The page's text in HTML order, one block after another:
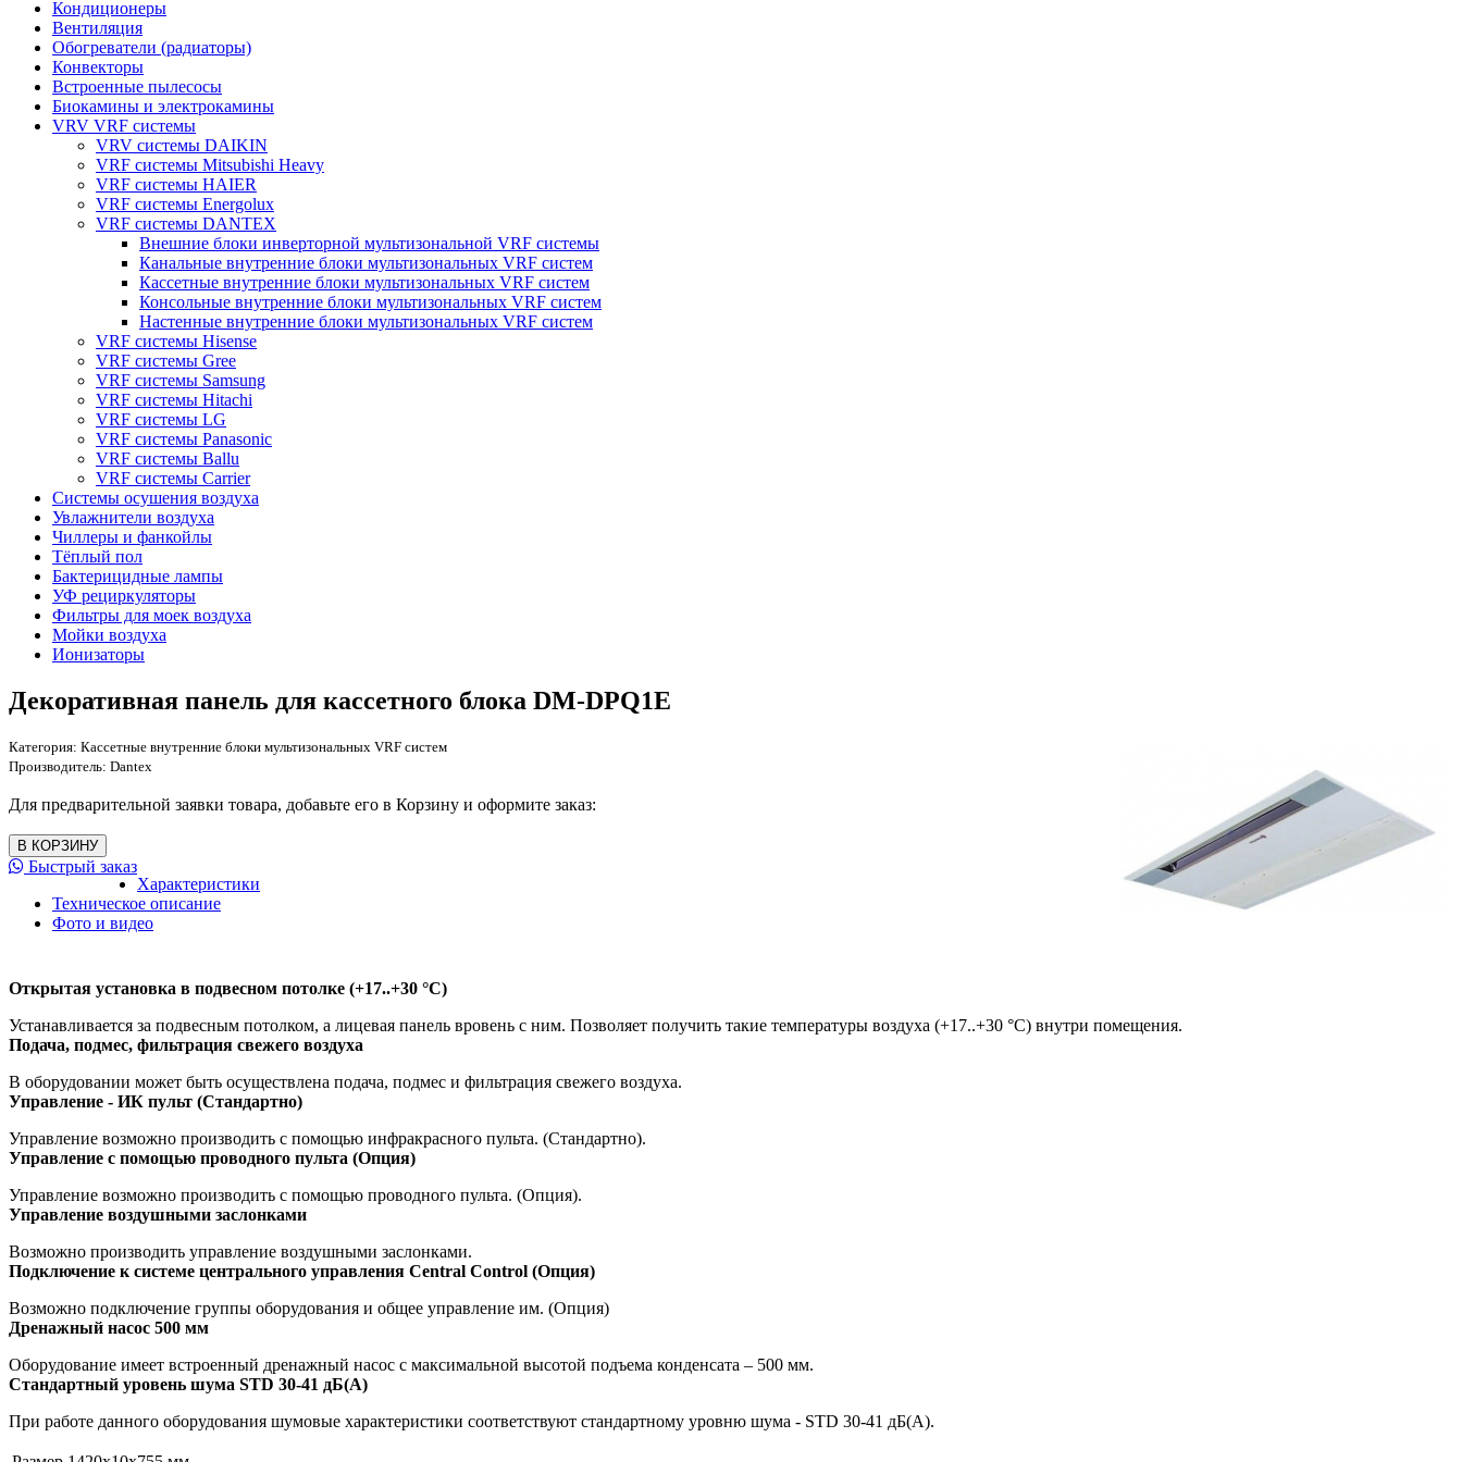
Кондиционеры
Вентиляция
Обогреватели (радиаторы)
Конвекторы
Встроенные пылесосы
Биокамины и электрокамины
VRV VRF системы
VRV системы DAIKIN
VRF системы Mitsubishi Heavy
VRF системы HAIER
VRF системы Energolux
VRF системы DANTEX
Внешние блоки инверторной мультизональной VRF системы
Канальные внутренние блоки мультизональных VRF систем
Кассетные внутренние блоки мультизональных VRF систем
Консольные внутренние блоки мультизональных VRF систем
Настенные внутренние блоки мультизональных VRF систем
VRF системы Hisense
VRF системы Gree
VRF системы Samsung
VRF системы Hitachi
VRF системы LG
VRF системы Panasonic
VRF системы Ballu
VRF системы Carrier
Системы осушения воздуха
Увлажнители воздуха
Чиллеры и фанкойлы
Тёплый пол
Бактерицидные лампы
УФ рециркуляторы
Фильтры для моек воздуха
Мойки воздуха
Ионизаторы
Декоративная панель для кассетного блока DM-DPQ1E
Категория: Кассетные внутренние блоки мультизональных VRF систем
Производитель: Dantex
Для предварительной заявки товара, добавьте его в Корзину и оформите заказ:
Быстрый заказ
Характеристики
Техническое описание
Фото и видео
Открытая установка в подвесном потолке (+17..+30 °С)
Устанавливается за подвесным потолком, а лицевая панель вровень с ним. Позволяет получить такие температуры воздуха (+17..+30 °С) внутри помещения.
Подача, подмес, фильтрация свежего воздуха
В оборудовании может быть осуществлена подача, подмес и фильтрация свежего воздуха.
Управление - ИК пульт (Стандартно)
Управление возможно производить с помощью инфракрасного пульта. (Стандартно).
Управление с помощью проводного пульта (Опция)
Управление возможно производить с помощью проводного пульта. (Опция).
Управление воздушными заслонками
Возможно производить управление воздушными заслонками.
Подключение к системе центрального управления Central Control (Опция)
Возможно подключение группы оборудования и общее управление им. (Опция)
Дренажный насос 500 мм
Оборудование имеет встроенный дренажный насос с максимальной высотой подъема конденсата – 500 мм.
Стандартный уровень шума STD 30-41 дБ(А)
При работе данного оборудования шумовые характеристики соответствуют стандартному уровню шума - STD 30-41 дБ(А).